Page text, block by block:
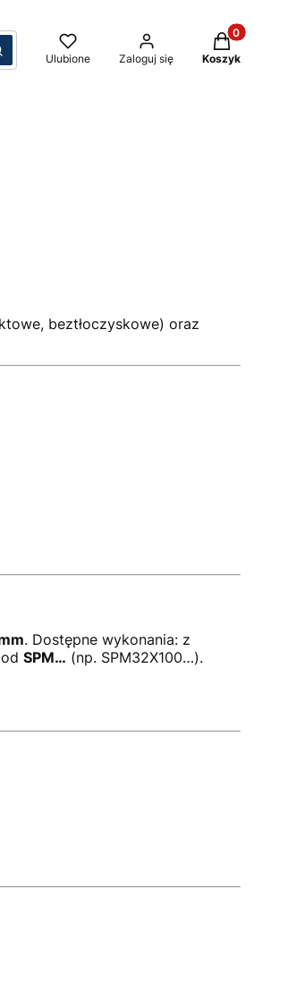
Ulubione Zaloguj się
Produkty w
Koszyk
beztłoczyskowe) oraz
. Dostępne wykonania: z
SPM… (np. SPM32X100…).